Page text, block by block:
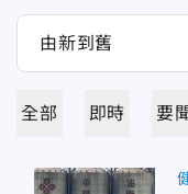
全部 即時 要